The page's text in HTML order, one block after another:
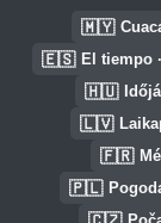
🇲🇾
🇪🇸 El tiempo
🇭🇺
🇱🇻
🇫🇷
🇵🇱